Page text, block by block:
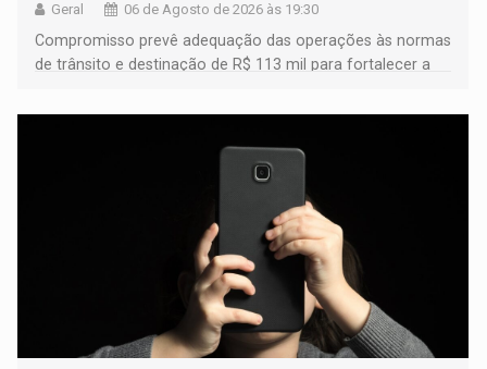
Geral 06 de Agosto de 2026 às 19:30
Compromisso prevê adequação das operações às normas
de trânsito e destinação de R$ 113 mil para fortalecer a